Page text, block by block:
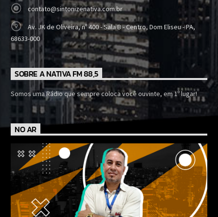
contato@sintonizenativa.com.br
Av. JK de Oliveira, nº 400 - Sala B - Centro, Dom Eliseu - PA,
68633-000
SOBRE A NATIVA FM 88,5
Somos uma Rádio que sempre coloca você ouvinte, em 1º lugar!
NO AR